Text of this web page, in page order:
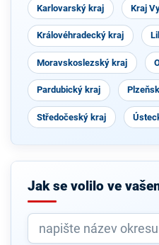
Karlovarský kraj Kraj
Královéhradecký kraj
Moravskoslezský kraj
Pardubický kraj
Středočeský kraj
Jak se volilo ve